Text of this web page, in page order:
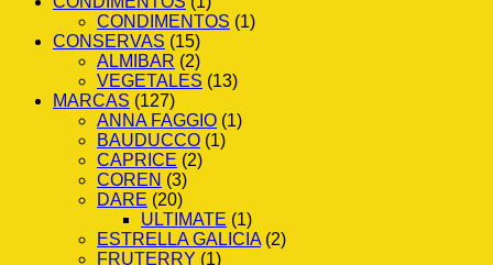
CONDIMENTOS (1)
CONSERVAS (15)
ALMIBAR (2)
VEGETALES (13)
MARCAS (127)
ANNA FAGGIO (1)
BAUDUCCO (1)
CAPRICE (2)
COREN (3)
DARE (20)
ULTIMATE (1)
ESTRELLA GALICIA (2)
FRUTERRY (1)